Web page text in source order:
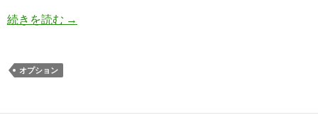
続きを読む オプション取引入門1: プット・オプション、コ
→
オプション